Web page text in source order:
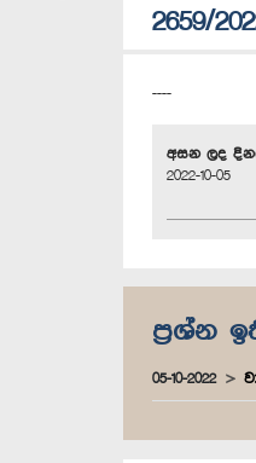
2659/
----
අසන ලද
2022-10-05
ප්‍රශ්න
05-10-2022